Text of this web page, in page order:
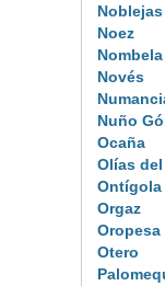
Noblejas
Noez
Nombela
Novés
Nuño
Ocaña
Olías del
Ontígola
Orgaz
Oropesa
Otero